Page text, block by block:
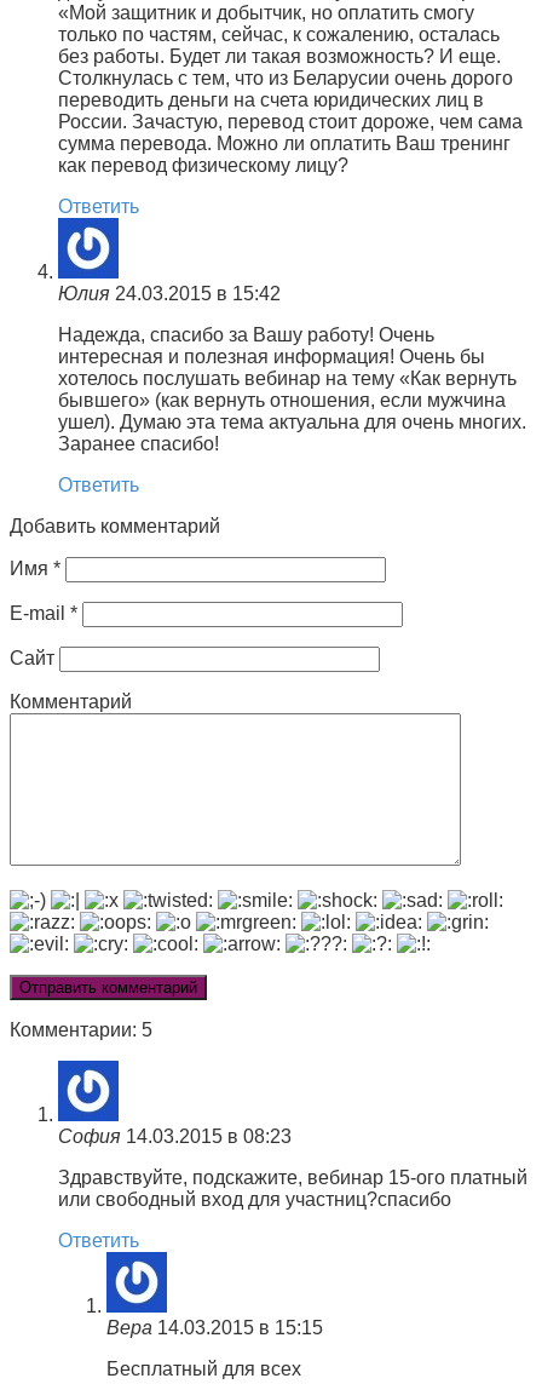
«Мой защитник и добытчик, но оплатить смогу
только по частям, сейчас, к сожалению, осталась
без работы. Будет ли такая возможность? И еще.
Столкнулась с тем, что из Беларусии очень дорого
переводить деньги на счета юридических лиц в
России. Зачастую, перевод стоит дороже, чем сама
сумма перевода. Можно ли оплатить Ваш тренинг
как перевод физическому лицу?
Ответить
Юлия 24.03.2015 в 15:42
Надежда, спасибо за Вашу работу! Очень
интересная и полезная информация! Очень бы
хотелось послушать вебинар на тему «Как вернуть
бывшего» (как вернуть отношения, если мужчина
ушел). Думаю эта тема актуальна для очень многих.
Заранее спасибо!
Ответить
Добавить комментарий
Имя *
E-mail *
Сайт
Комментарий
Комментарии: 5
София 14.03.2015 в 08:23
Здравствуйте, подскажите, вебинар 15-ого платный
или свободный вход для участниц?спасибо
Ответить
Вера 14.03.2015 в 15:15
Бесплатный для всех